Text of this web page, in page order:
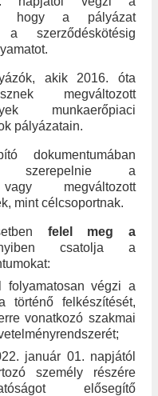
hogy a pályázat
szerződéskötésig
akik 2016. óta
megváltozott
munkaerőpiaci
pályázatain.
dokumentumában
szerepelnie a
megváltozott
mint célcsoportnak.
felel meg
a
csatolja a
folyamatosan végzi a
történő felkészítését,
vonatkozó szakmai
január 01. napjától
személy részére
elősegítő